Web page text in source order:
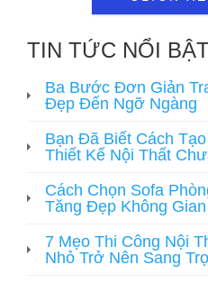
TIN TỨC NỔI BẬT
Ba Bước Đơn Giản
Đẹp Đến Ngỡ Ngàng
Bạn Đã Biết Cách
Thiết Kế Nội Thất
Cách Chọn Sofa
Tăng Đẹp Không Gian
7 Mẹo Thi Công Nội
Nhỏ Trở Nên Sang